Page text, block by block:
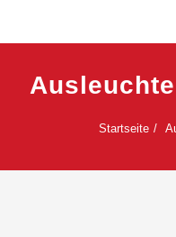
Startseite